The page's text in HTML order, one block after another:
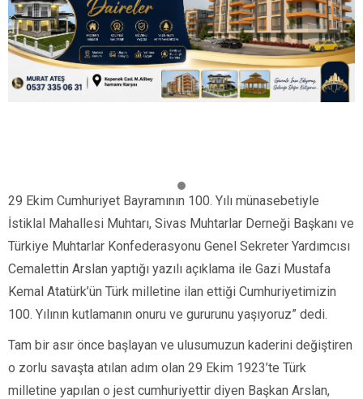
29 Ekim Cumhuriyet Bayramının 100. Yılı münasebetiyle
İstiklal Mahallesi Muhtarı, Sivas Muhtarlar Derneği Başkanı ve
Türkiye Muhtarlar Konfederasyonu Genel Sekreter Yardımcısı
Cemalettin Arslan yaptığı yazılı açıklama ile Gazi Mustafa
Kemal Atatürk’ün Türk milletine ilan ettiği Cumhuriyetimizin
100. Yılının kutlamanın onuru ve gururunu yaşıyoruz” dedi.
Tam bir asır önce başlayan ve ulusumuzun kaderini değiştiren
o zorlu savaşta atılan adım olan 29 Ekim 1923’te Türk
milletine yapılan o jest cumhuriyettir diyen Başkan Arslan,